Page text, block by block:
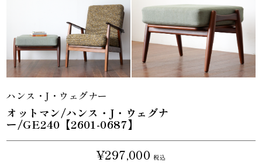
ハンス・J・ウェグナー
オットマン/ハンス・J・ウェグナ
ー/GE240【2601-0687】
¥297,000 税込